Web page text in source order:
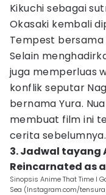
Kikuchi sebagai
Okasaki kembali
Tempest bersama
Selain
juga memperluas
konflik seputar
bernama Yura.
membuat film ini
cerita sebelumnya.
3. Jadwal tayang
Reincarnated as
Sinopsis Anime That Time I
Sea (Instagram.com/